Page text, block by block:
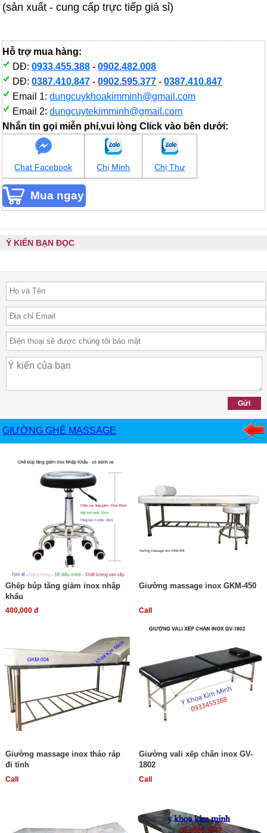
(sản xuất - cung cấp trực tiếp giá sỉ)
Hỗ trợ mua hàng:
DĐ:0933.455.388 -0902.482.008
DĐ:0387.410.847 -0902.595.377 -0387.410.847
Email 1:dungcuykhoakimminh@gmail.com
Email 2:dungcuytekimminh@gmail.com
Nhắn tin gọi miễn phí,vui lòng Click vào bên dưới:
Chat Facebook Chị Minh Chị Thư
Ý KIẾN BẠN ĐỌC
GIƯỜNG GHẾ MASSAGE
Ghếp búp tăng giảm inox nhập
khẩu
400,000 đ
Giường massage inox GKM-450
Call
Giường massage inox tháo ráp
đi tỉnh
Call
Giường vali xếp chân inox GV-
1802
Call